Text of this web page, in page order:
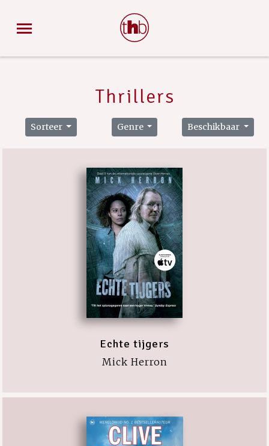
Thrillers
Sorteer Genre Beschikbaar
Echte tijgers
Mick Herron